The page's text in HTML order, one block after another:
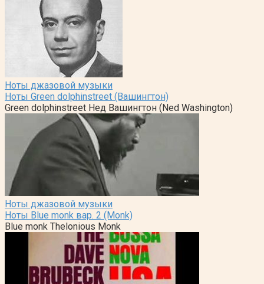
Ноты джазовой музыки
Ноты Green dolphinstreet (Вашингтон)
Green dolphinstreet Нед Вашингтон (Ned Washington)
Ноты джазовой музыки
Ноты Blue monk вар. 2 (Monk)
Blue monk Thelonious Monk